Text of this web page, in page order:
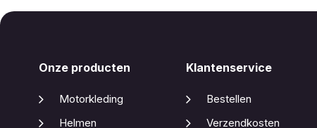
Onze producten
Motorkleding
Helmen
Klantenservice
Bestellen
Verzendkosten